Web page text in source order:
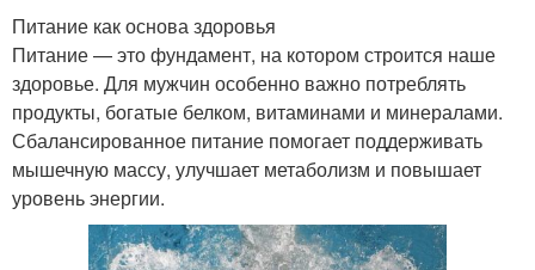
Питание как основа здоровья
Питание — это фундамент, на котором строится наше
здоровье. Для мужчин особенно важно потреблять
продукты, богатые белком, витаминами и минералами.
Сбалансированное питание помогает поддерживать
мышечную массу, улучшает метаболизм и повышает
уровень энергии.